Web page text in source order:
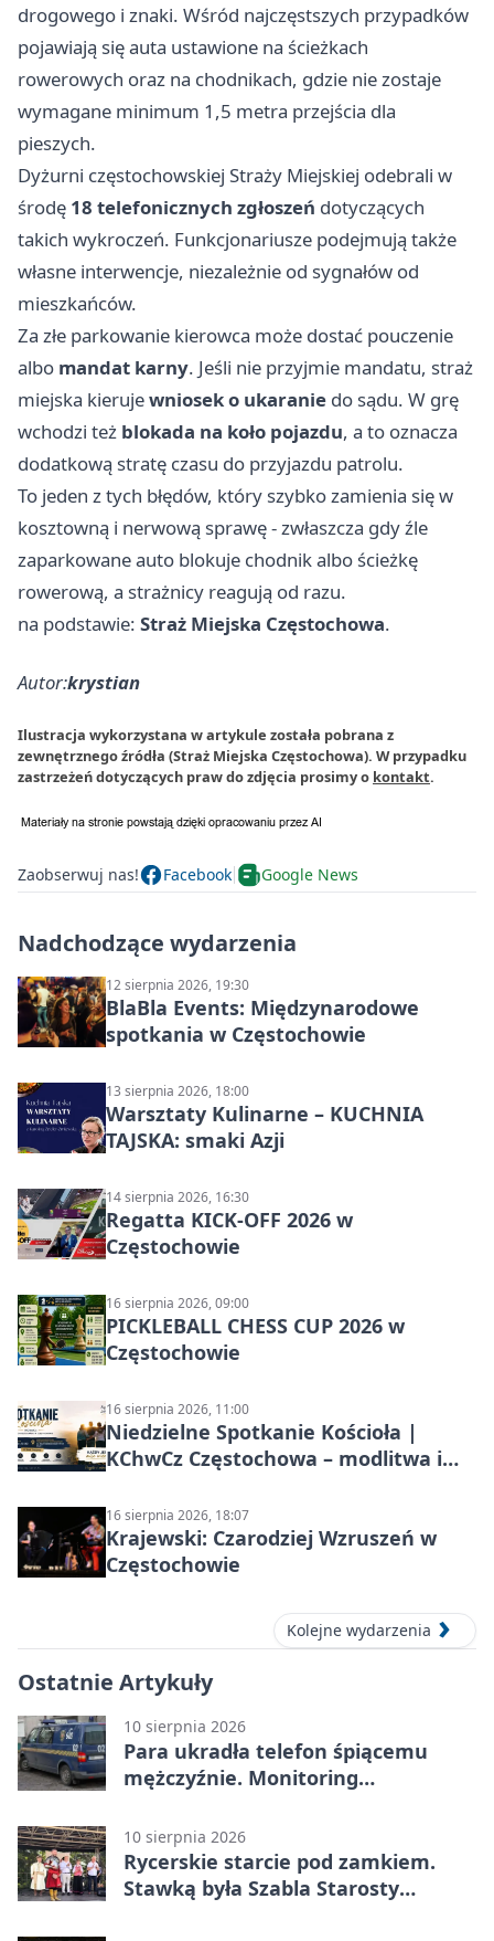
drogowego i znaki. Wśród najczęstszych przypadków
pojawiają się auta ustawione na ścieżkach
rowerowych oraz na chodnikach, gdzie nie zostaje
wymagane minimum 1,5 metra przejścia dla
pieszych.
Dyżurni częstochowskiej Straży Miejskiej odebrali w
środę 18 telefonicznych zgłoszeń dotyczących
takich wykroczeń. Funkcjonariusze podejmują także
własne interwencje, niezależnie od sygnałów od
mieszkańców.
Za złe parkowanie kierowca może dostać pouczenie
albo mandat karny. Jeśli nie przyjmie mandatu, straż
miejska kierujewniosek o ukaranie do sądu. W grę
wchodzi też blokada na koło pojazdu, a to oznacza
dodatkową stratę czasu do przyjazdu patrolu.
To jeden z tych błędów, który szybko zamienia się w
kosztowną i nerwową sprawę - zwłaszcza gdy źle
zaparkowane auto blokuje chodnik albo ścieżkę
rowerową, a strażnicy reagują od razu.
na podstawie: Straż Miejska Częstochowa.
Autor:krystian
Ilustracja wykorzystana w artykule została pobrana z
zewnętrznego źródła (Straż Miejska Częstochowa). W przypadku
zastrzeżeń dotyczących praw do zdjęcia prosimy o kontakt.
Zaobserwuj nas! Facebook Google News
Nadchodzące wydarzenia
12 sierpnia 2026, 19:30
BlaBla Events: Międzynarodowe
spotkania w Częstochowie
13 sierpnia 2026, 18:00
Warsztaty Kulinarne – KUCHNIA
TAJSKA: smaki Azji
14 sierpnia 2026, 16:30
Regatta KICK-OFF 2026 w
Częstochowie
16 sierpnia 2026, 09:00
PICKLEBALL CHESS CUP 2026 w
Częstochowie
16 sierpnia 2026, 11:00
Niedzielne Spotkanie Kościoła |
KChwCz Częstochowa – modlitwa i
16 sierpnia 2026, 18:07
Krajewski: Czarodziej Wzruszeń w
Częstochowie
Kolejne wydarzenia
Ostatnie Artykuły
10 sierpnia 2026
Para ukradła telefon śpiącemu
mężczyźnie. Monitoring
10 sierpnia 2026
Rycerskie starcie pod zamkiem.
Stawką była Szabla Starosty